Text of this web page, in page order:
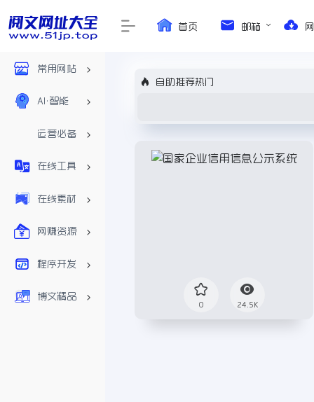
常用网站
AI•智能
运营必备
在线工具
在线素材
网赚资源
程序开发
博文精品
首页 邮箱
自助推荐热门
0 24.5K